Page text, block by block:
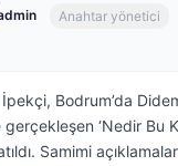
Anahtar yönetici
Bodrum’da
‘Nedir Bu
Samimi